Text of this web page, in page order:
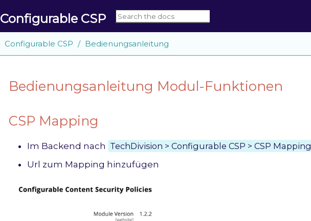
Configurable CSP
Configurable CSP Bedienungsanleitung
Bedienungsanleitung Modul-Funktionen
CSP Mapping
Im Backend nach TechDivision > Configurable CSP > CSP Mapping
Url zum Mapping hinzufügen